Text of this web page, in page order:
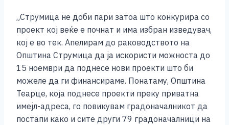
„Струмица не доби пари затоа што конкурира со
проект кој веќе е почнат и има избран изведувач,
кој е во тек. Апелирам до раководството на
Општина Струмица да ја искористи можноста до
15 ноември да поднесе нови проекти што би
можеле да ги финансираме. Понатаму, Општина
Теарце, која поднесе проекти преку приватна
имејл-адреса, го повикувам градоначалникот да
постапи како и сите други 79 градоначалници на